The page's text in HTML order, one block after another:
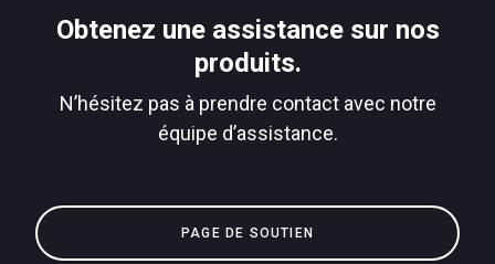
Obtenez une assistance sur nos
produits.
N’hésitez pas à prendre contact avec notre
équipe d’assistance.
PAGE DE SOUTIEN
Plus de